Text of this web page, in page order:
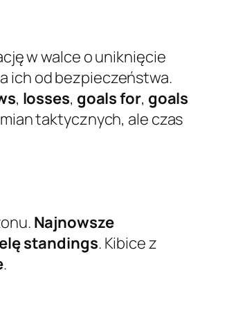
w walce o uniknięcie
ich od bezpieczeństwa.
, losses, goals for, goals
taktycznych, ale czas
Najnowsze
standings. Kibice z
.